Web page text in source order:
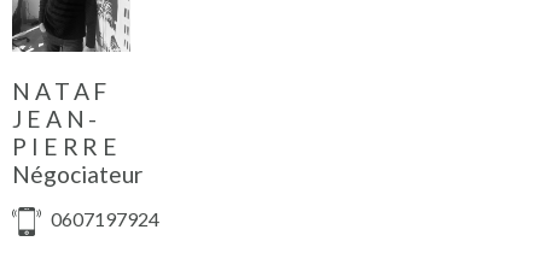
NATAF
JEAN-
PIERRE
Négociateur
0607197924